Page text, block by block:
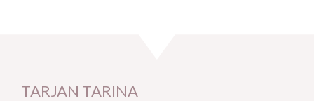
TARJAN TARINA